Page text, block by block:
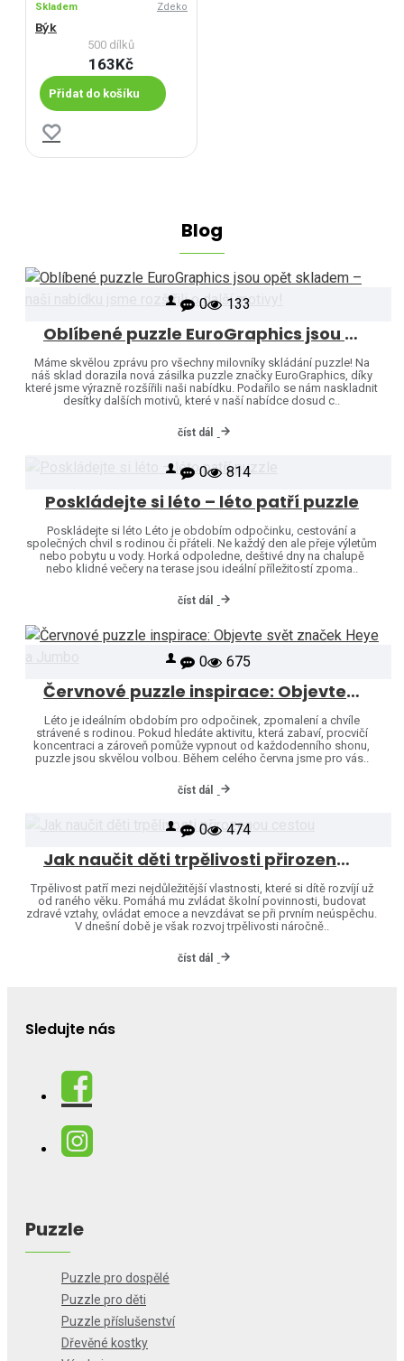
Skladem Zdeko
Býk
500 dílků
163Kč
Přidat do košíku
Blog
0 133
Oblíbené puzzle EuroGraphics jsou opět skladem – naši nabídku jsme rozšířili o další motivy!
Máme skvělou zprávu pro všechny milovníky skládání puzzle! Na
náš sklad dorazila nová zásilka puzzle značky EuroGraphics, díky
které jsme výrazně rozšířili naši nabídku. Podařilo se nám naskladnit
desítky dalších motivů, které v naší nabídce dosud c..
číst dál
0 814
Poskládejte si léto – léto patří puzzle
Poskládejte si léto Léto je obdobím odpočinku, cestování a
společných chvil s rodinou či přáteli. Ne každý den ale přeje výletům
nebo pobytu u vody. Horká odpoledne, deštivé dny na chalupě
nebo klidné večery na terase jsou ideální příležitostí zpoma..
číst dál
0 675
Červnové puzzle inspirace: Objevte svět značek Heye a Jumbo
Léto je ideálním obdobím pro odpočinek, zpomalení a chvíle
strávené s rodinou. Pokud hledáte aktivitu, která zabaví, procvičí
koncentraci a zároveň pomůže vypnout od každodenního shonu,
puzzle jsou skvělou volbou. Během celého června jsme pro vás..
číst dál
0 474
Jak naučit děti trpělivosti přirozenou cestou
Trpělivost patří mezi nejdůležitější vlastnosti, které si dítě rozvíjí už
od raného věku. Pomáhá mu zvládat školní povinnosti, budovat
zdravé vztahy, ovládat emoce a nevzdávat se při prvním neúspěchu.
V dnešní době je však rozvoj trpělivosti náročně..
číst dál
Sledujte nás
Puzzle
Puzzle pro dospělé
Puzzle pro děti
Puzzle příslušenství
Dřevěné kostky